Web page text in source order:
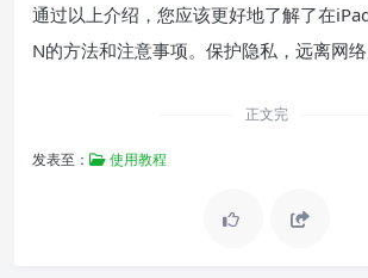
通过以上介绍，您应该更好地了解了在
N的方法和注意事项。保护隐私，远离网络
正文完
发表至： 使用教程